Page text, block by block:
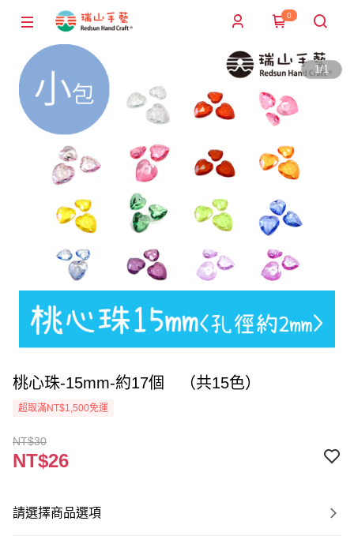
0
1/1
桃心珠-15mm-約17個 （共15色）
超取滿NT$1,500免運
NT$30
NT$26
請選擇商品選項